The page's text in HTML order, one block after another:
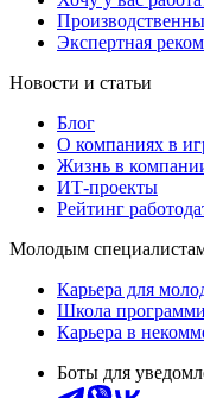
Экспертная
Новости и статьи
Блог
О компаниях в
Жизнь в
ИТ-проекты
Рейтинг
Молодым
Карьера для
Школа
Карьера в
Боты для